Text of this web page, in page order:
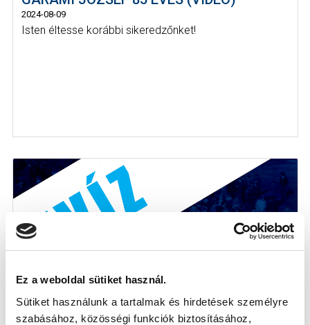
Ez a weboldal sütiket használ.
Sütiket használunk a tartalmak és hirdetések személyre
szabásához, közösségi funkciók biztosításához,
2024-08-09
Isten éltesse korábbi sikeredzőnket!